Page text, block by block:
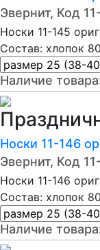
Эвернит, Код
Носки 11-145
Состав: хлопок
Наличие
Носки 11-146
Эвернит, Код
Носки 11-146
Состав: хлопок
Наличие